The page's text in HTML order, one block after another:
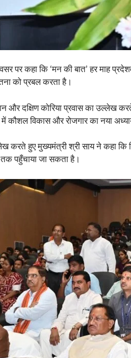
पर कहा कि ‘मन की बात’ हर माह
को प्रबल करता है।
और दक्षिण कोरिया प्रवास का उल्लेख
कौशल विकास और रोजगार का नया
करते हुए मुख्यमंत्री श्री साय ने कहा कि
तक पहुँचाया जा सकता है।